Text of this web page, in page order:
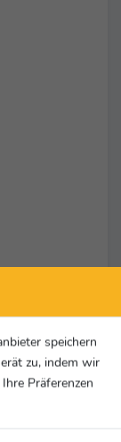
speichern
zu, indem wir
Präferenzen